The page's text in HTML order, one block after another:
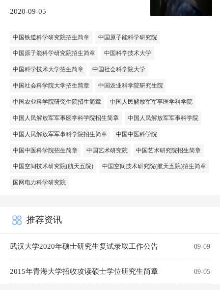
2020-09-05
中国铁道科学研究院招生简章 中国原子能科学研究院
中国原子能科学研究院招生简章 中国科学技术大学
中国科学技术大学招生简章 中国社会科学院大学
中国社会科学院大学招生简章 中国农业科学院研究生院
中国农业科学院研究生院招生简章 中国人民解放军军事医学科学院
中国人民解放军军事医学科学院招生简章 中国人民解放军军事科学院
中国人民解放军军事科学院招生简章 中国中医科学院
中国中医科学院招生简章 中国艺术研究院 中国艺术研究院招生简章
中国空间技术研究院(航天五院) 中国空间技术研究院(航天五院)招生简章
国网电力科学研究院
推荐资讯
武汉大学2020年硕士研究生复试录取工作公告 09-09
2015年青海大学招收攻读硕士学位研究生简章 09-05